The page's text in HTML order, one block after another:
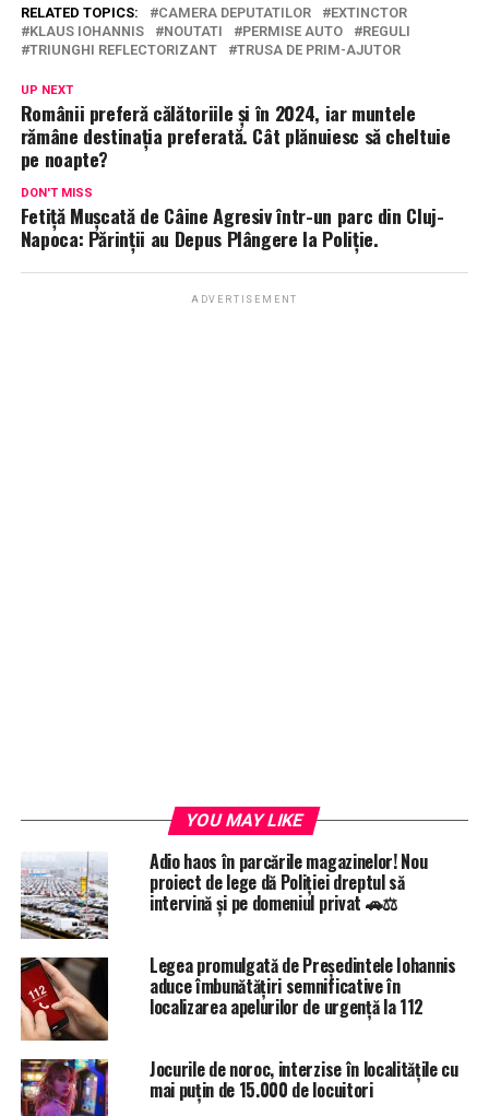
RELATED TOPICS: CAMERA DEPUTATILOR
EXTINCTOR
KLAUS IOHANNIS
NOUTATI PERMISE AUTO
REGULI
TRIUNGHI REFLECTORIZANT
TRUSA DE PRIM-AJUTOR
UP NEXT
Românii preferă călătoriile și în 2024, iar muntele
rămâne destinația preferată. Cât plănuiesc să cheltuie
pe noapte?
DON'T MISS
Fetiță Mușcată de Câine Agresiv într-un parc din Cluj-
Napoca: Părinții au Depus Plângere la Poliție.
ADVERTISEMENT
YOU MAY LIKE
Adio haos în parcările magazinelor! Nou
proiect de lege dă Poliției dreptul să
intervină și pe domeniul privat 🚗⚖️
Legea promulgată de Președintele Iohannis
aduce îmbunătățiri semnificative în
localizarea apelurilor de urgență la 112
Jocurile de noroc, interzise în localitățile cu
mai puțin de 15.000 de locuitori